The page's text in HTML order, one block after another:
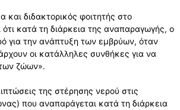
διδακτορικός φοιτητής στο
κατά τη διάρκεια της αναπαραγωγής, ο
για την ανάπτυξη των εμβρύων, όταν
οι κατάλληλες συνθήκες για να
ζώων».
της στέρησης νερού στις
που αναπαράγεται κατά τη διάρκεια